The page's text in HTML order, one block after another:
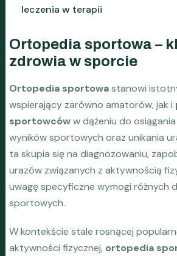
leczenia w terapii
Ortopedia sportowa –
zdrowia w sporcie
Ortopedia sportowastanowi
wspierający zarówno amatorów, jak i
sportowcóww dążeniu do
wyników sportowych oraz unikania
ta skupia się na diagnozowaniu,
urazów związanych z aktywnością
uwagę specyficzne wymogi różnych
sportowych.
W kontekście stale rosnącej
aktywności fizycznej, ortopedia